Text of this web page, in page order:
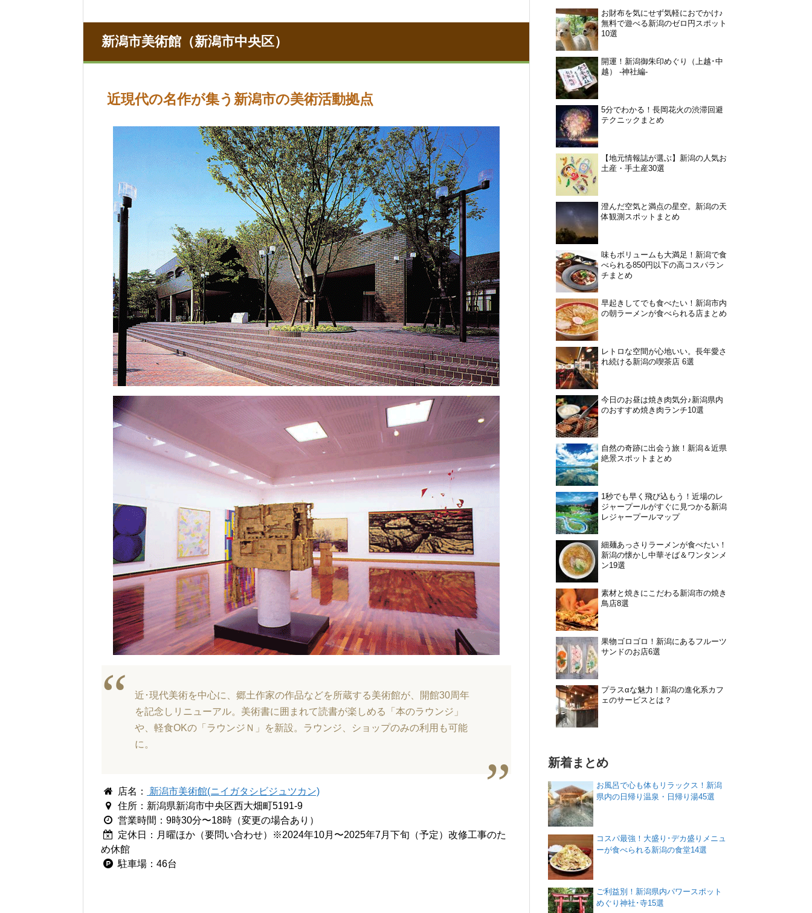
新潟市美術館（新潟市中央区）
近現代の名作が集う新潟市の美術活動拠点
近･現代美術を中心に、郷土作家の作品などを所蔵する美術館が、開館30周年
を記念しリニューアル。美術書に囲まれて読書が楽しめる「本のラウンジ」
や、軽食OKの「ラウンジＮ」を新設。ラウンジ、ショップのみの利用も可能
に。
店名：
新潟市美術館(ニイガタシビジュツカン)
住所：新潟県新潟市中央区西大畑町5191-9
営業時間：9時30分〜18時（変更の場合あり）
定休日：月曜ほか（要問い合わせ）※2024年10月〜2025年7月下旬（予定）改修工事のた
め休館
駐車場：46台
お財布を気にせず気軽におでかけ♪
無料で遊べる新潟のゼロ円スポット
10選
開運！新潟御朱印めぐり（上越･中
越） -神社編-
5分でわかる！長岡花火の渋滞回避
テクニックまとめ
【地元情報誌が選ぶ】新潟の人気お
土産・手土産30選
澄んだ空気と満点の星空。新潟の天
体観測スポットまとめ
味もボリュームも大満足！新潟で食
べられる850円以下の高コスパラン
チまとめ
早起きしてでも食べたい！新潟市内
の朝ラーメンが食べられる店まとめ
レトロな空間が心地いい。長年愛さ
れ続ける新潟の喫茶店 6選
今日のお昼は焼き肉気分♪新潟県内
のおすすめ焼き肉ランチ10選
自然の奇跡に出会う旅！新潟＆近県
絶景スポットまとめ
1秒でも早く飛び込もう！近場のレ
ジャープールがすぐに見つかる新潟
レジャープールマップ
細麺あっさりラーメンが食べたい！
新潟の懐かし中華そば＆ワンタンメ
ン19選
素材と焼きにこだわる新潟市の焼き
鳥店8選
果物ゴロゴロ！新潟にあるフルーツ
サンドのお店6選
プラスαな魅力！新潟の進化系カフ
ェのサービスとは？
新着まとめ
お風呂で心も体もリラックス！新潟
県内の日帰り温泉・日帰り湯45選
コスパ最強！大盛り･デカ盛りメニュ
ーが食べられる新潟の食堂14選
ご利益別！新潟県内パワースポット
めぐり神社･寺15選